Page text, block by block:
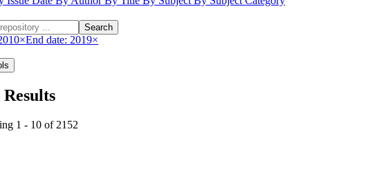
Search
×End date: 2019×
Results
1 - 10 of 2152